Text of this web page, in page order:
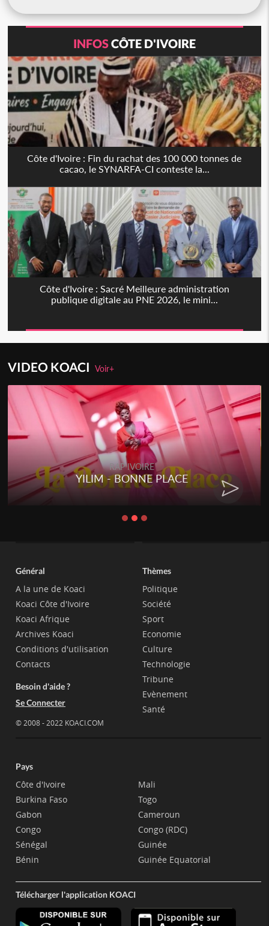
INFOSCÔTE D'IVOIRE
Côte d'Ivoire : Fin du rachat des 100 000 tonnes de
cacao, le SYNARFA-CI conteste la...
Côte d'Ivoire : Sacré Meilleure administration
publique digitale au PNE 2026, le mini...
VIDEO KOACIVoir+
RAP IVOIRE
YILIM - BONNE PLACE
Général
A la une de Koaci
Koaci Côte d'Ivoire
Koaci Afrique
Archives Koaci
Conditions d'utilisation
Contacts
Besoin d'aide ?
Se Connecter
© 2008 - 2022 KOACI.COM
Thèmes
Politique
Société
Sport
Economie
Culture
Technologie
Tribune
Evènement
Santé
Pays
Côte d'Ivoire
Burkina Faso
Gabon
Congo
Sénégal
Bénin
Mali
Togo
Cameroun
Congo (RDC)
Guinée
Guinée Equatorial
Télécharger l'application KOACI